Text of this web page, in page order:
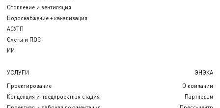
Отопление и вентиляция
Водоснабжение + канализация
АСУТП
Сметы и ПОС
ИИ
УСЛУГИ
Проектирование
Концепция и предпроектная стадия
ЭНЭКА
О компании
Партнерам